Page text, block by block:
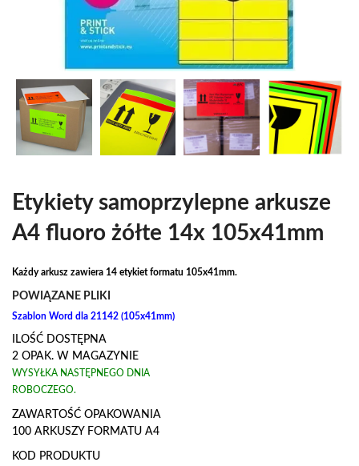
Etykiety samoprzylepne arkusze
A4 fluoro żółte 14x 105x41mm
Każdy arkusz zawiera 14 etykiet formatu 105x41mm.
POWIĄZANE PLIKI
Szablon Word dla 21142 (105x41mm)
ILOŚĆ DOSTĘPNA
2 OPAK. W MAGAZYNIE
WYSYŁKA NASTĘPNEGO DNIA
ROBOCZEGO.
ZAWARTOŚĆ OPAKOWANIA
100 ARKUSZY FORMATU A4
KOD PRODUKTU